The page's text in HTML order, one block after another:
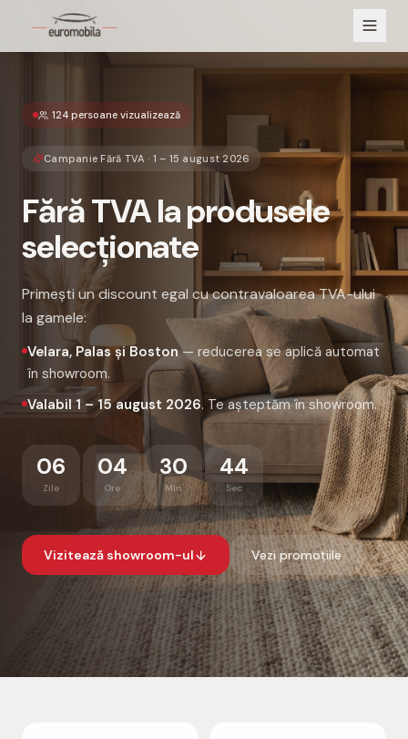
124 persoane vizualizează
Campanie Fără TVA · 1 – 15 august 2026
Fără TVA la produsele
selecționate
Primești un discount egal cu contravaloarea TVA-ului
la gamele:
Velara, Palas și Boston— reducerea se aplică automat
în showroom.
Valabil 1 – 15 august 2026. Te așteptăm în showroom.
06
Zile
: 04
Ore
: 30
Min
: 43
Sec
Vizitează showroom-ul Vezi promoțiile